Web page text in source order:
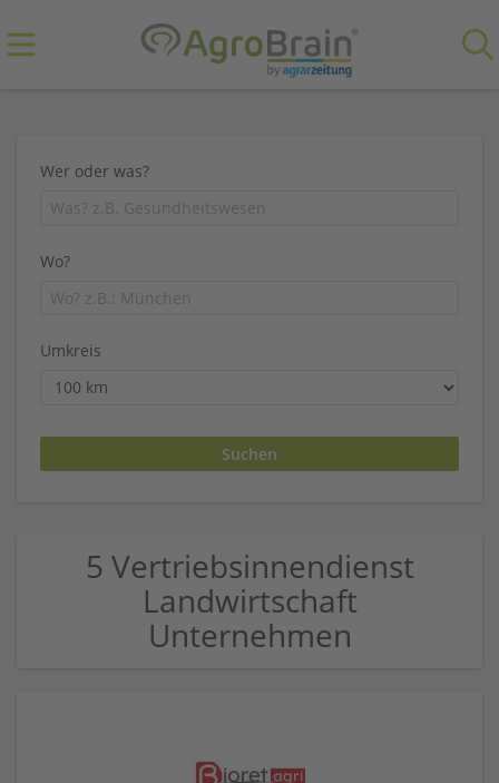
Wer oder was?
Wo?
Umkreis
5 Vertriebsinnendienst
Landwirtschaft
Unternehmen